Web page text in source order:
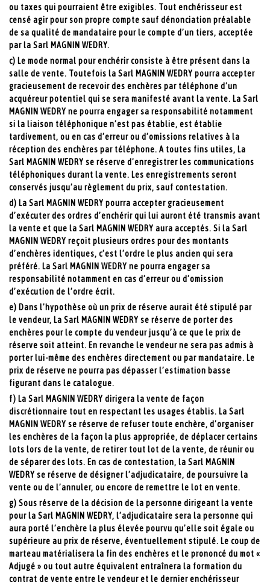
ou taxes qui pourraient être exigibles. Tout enchérisseur est
censé agir pour son propre compte sauf dénonciation préalable
de sa qualité de mandataire pour le compte d’un tiers, acceptée
par la Sarl MAGNIN WEDRY.
c) Le mode normal pour enchérir consiste à être présent dans la
salle de vente. Toutefois la Sarl MAGNIN WEDRY pourra accepter
gracieusement de recevoir des enchères par téléphone d’un
acquéreur potentiel qui se sera manifesté avant la vente. La Sarl
MAGNIN WEDRY ne pourra engager sa responsabilité notamment
si la liaison téléphonique n’est pas établie, est établie
tardivement, ou en cas d’erreur ou d’omissions relatives à la
réception des enchères par téléphone. A toutes fins utiles, La
Sarl MAGNIN WEDRY se réserve d’enregistrer les communications
téléphoniques durant la vente. Les enregistrements seront
conservés jusqu’au règlement du prix, sauf contestation.
d) La Sarl MAGNIN WEDRY pourra accepter gracieusement
d’exécuter des ordres d’enchérir qui lui auront été transmis avant
la vente et que la Sarl MAGNIN WEDRY aura acceptés. Si la Sarl
MAGNIN WEDRY reçoit plusieurs ordres pour des montants
d’enchères identiques, c’est l’ordre le plus ancien qui sera
préféré. La Sarl MAGNIN WEDRY ne pourra engager sa
responsabilité notamment en cas d’erreur ou d’omission
d’exécution de l’ordre écrit.
e) Dans l’hypothèse où un prix de réserve aurait été stipulé par
le vendeur, La Sarl MAGNIN WEDRY se réserve de porter des
enchères pour le compte du vendeur jusqu’à ce que le prix de
réserve soit atteint. En revanche le vendeur ne sera pas admis à
porter lui-même des enchères directement ou par mandataire. Le
prix de réserve ne pourra pas dépasser l’estimation basse
figurant dans le catalogue.
f) La Sarl MAGNIN WEDRY dirigera la vente de façon
discrétionnaire tout en respectant les usages établis. La Sarl
MAGNIN WEDRY se réserve de refuser toute enchère, d’organiser
les enchères de la façon la plus appropriée, de déplacer certains
lots lors de la vente, de retirer tout lot de la vente, de réunir ou
de séparer des lots. En cas de contestation, la Sarl MAGNIN
WEDRY se réserve de désigner l’adjudicataire, de poursuivre la
vente ou de l’annuler, ou encore de remettre le lot en vente.
g) Sous réserve de la décision de la personne dirigeant la vente
pour la Sarl MAGNIN WEDRY, l’adjudicataire sera la personne qui
aura porté l’enchère la plus élevée pourvu qu’elle soit égale ou
supérieure au prix de réserve, éventuellement stipulé. Le coup de
marteau matérialisera la fin des enchères et le prononcé du mot «
Adjugé » ou tout autre équivalent entraînera la formation du
contrat de vente entre le vendeur et le dernier enchérisseur